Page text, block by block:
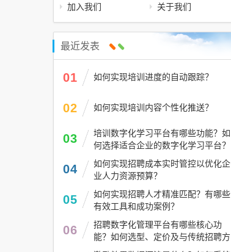
加入我们
关于我们
最近发表
01 如何实现培训进度的自动跟踪？
02 如何实现培训内容个性化推送？
03
培训数字化学习平台有哪些功能？如
何选择适合企业的数字化学习平台？
04
如何实现招聘成本实时管控以优化企
业人力资源预算？
05
如何实现招聘人才精准匹配？有哪些
有效工具和成功案例？
06
招聘数字化管理平台有哪些核心功
能？如何选型、定价及与传统招聘方
式对比？